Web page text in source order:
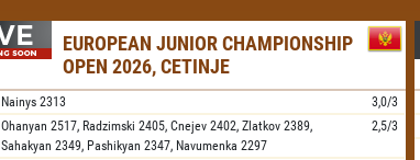
EUROPEAN JUNIOR CHAMPIONSHIP
OPEN 2026, CETINJE
Nainys 2313
3,0/3
Ohanyan 2517, Radzimski 2405,Cnejev 2402,Zlatkov 2389,
Sahakyan 2349, Pashikyan 2347, Navumenka 2297
2,5/3